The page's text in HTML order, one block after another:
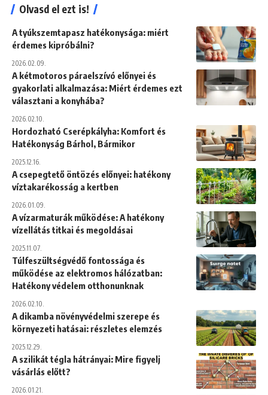
Olvasd el ezt is!
A tyúkszemtapasz hatékonysága: miért
érdemes kipróbálni?
2026.02.09.
A kétmotoros páraelszívó előnyei és
gyakorlati alkalmazása: Miért érdemes ezt
választani a konyhába?
2026.02.10.
Hordozható Cserépkályha: Komfort és
Hatékonyság Bárhol, Bármikor
2025.12.16.
A csepegtető öntözés előnyei: hatékony
víztakarékosság a kertben
2026.01.09.
A vízarmaturák működése: A hatékony
vízellátás titkai és megoldásai
2025.11.07.
Túlfeszültségvédő fontossága és
működése az elektromos hálózatban:
Hatékony védelem otthonunknak
2026.02.10.
A dikamba növényvédelmi szerepe és
környezeti hatásai: részletes elemzés
2025.12.29.
A szilikát tégla hátrányai: Mire figyelj
vásárlás előtt?
2026.01.21.